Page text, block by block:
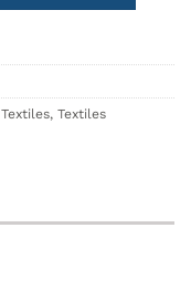
Textiles, Textiles